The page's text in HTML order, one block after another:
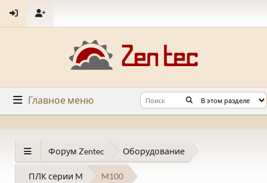
Главное меню
Форум Zentec Оборудование
ПЛК серии M M100